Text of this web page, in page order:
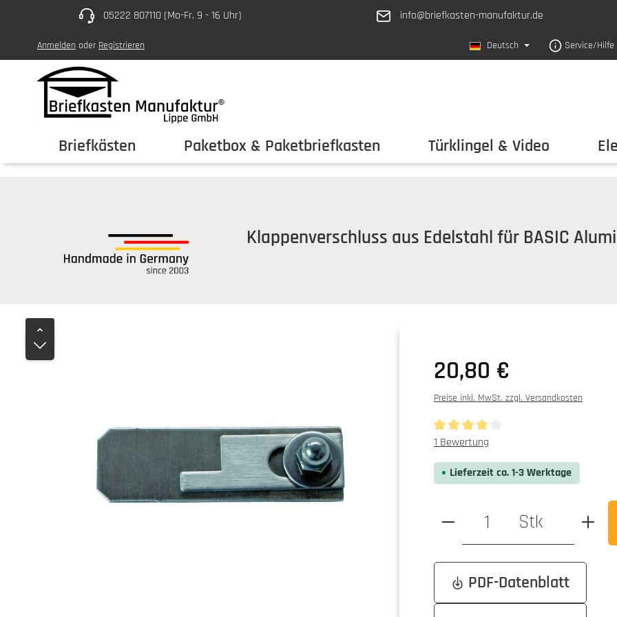
Hauptinhalt springen
Zur Hauptnavigation springen05222 807110 (Mo-Fr. 9 - 16 Uhr) info@briefkasten-manufaktur.de
Anmelden oder Registrieren Deutsch Service/Hilfe
Briefkästen Paketbox & Paketbriefkasten Türklingel & Video
Klappenverschluss aus Edelstahl für BASIC
Bildergalerie überspringen
Regulärer Preis:
20,80 €
Preise inkl. MwSt. zzgl. Versandkosten
Durchschnittliche Bewertung von 4 von 5
1 Bewertung
Lieferzeit ca. 1-3 Werktage
Produkt Anzahl: Gib den
Stk
PDF-Datenblatt